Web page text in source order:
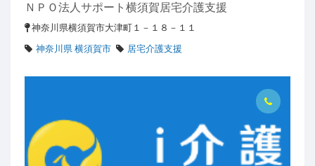
ＮＰＯ法人サポート横須賀居宅介護支援
神奈川県横須賀市大津町１－１８－１１
神奈川県 横須賀市
居宅介護支援